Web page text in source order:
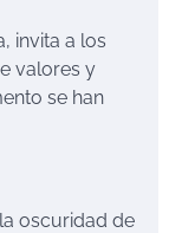
invita a los
valores y
se han
oscuridad de